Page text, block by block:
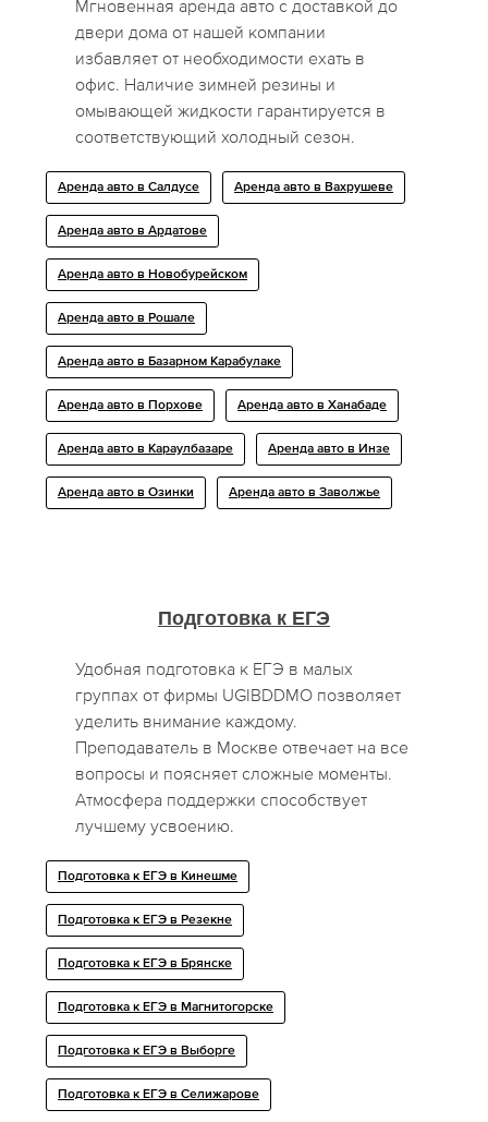
Мгновенная аренда авто с доставкой до
двери дома от нашей компании
избавляет от необходимости ехать в
офис. Наличие зимней резины и
омывающей жидкости гарантируется в
соответствующий холодный сезон.
Аренда авто в Салдусе Аренда авто в Вахрушеве
Аренда авто в Ардатове
Аренда авто в Новобурейском
Аренда авто в Рошале
Аренда авто в Базарном Карабулаке
Аренда авто в Порхове Аренда авто в Ханабаде
Аренда авто в Караулбазаре Аренда авто в Инзе
Аренда авто в Озинки Аренда авто в Заволжье
Подготовка к ЕГЭ
Удобная подготовка к ЕГЭ в малых
группах от фирмы UGIBDDMO позволяет
уделить внимание каждому.
Преподаватель в Москве отвечает на все
вопросы и поясняет сложные моменты.
Атмосфера поддержки способствует
лучшему усвоению.
Подготовка к ЕГЭ в Кинешме
Подготовка к ЕГЭ в Резекне
Подготовка к ЕГЭ в Брянске
Подготовка к ЕГЭ в Магнитогорске
Подготовка к ЕГЭ в Выборге
Подготовка к ЕГЭ в Селижарове